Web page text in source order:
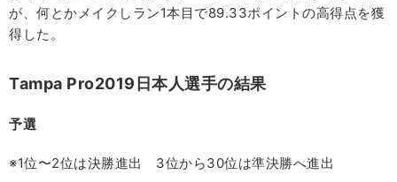
が、何とかメイクしラン1本目で89.33ポイントの高得点を獲
得した。
Tampa Pro2019日本人選手の結果
予選
※1位〜2位は決勝進出 3位から30位は準決勝へ進出